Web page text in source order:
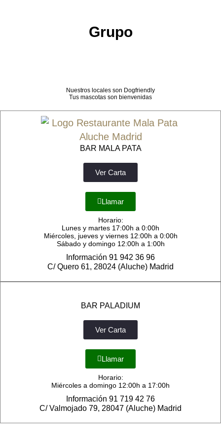
Grupo
Nuestros locales son Dogfriendly
Tus mascotas son bienvenidas
BAR MALA PATA
Ver Carta
Llamar
Horario:
Lunes y martes 17:00h a 0:00h
Miércoles, jueves y viernes 12:00h a 0:00h
Sábado y domingo 12:00h a 1:00h
Información 91 942 36 96
C/ Quero 61, 28024 (Aluche) Madrid
BAR PALADIUM
Ver Carta
Llamar
Horario:
Miércoles a domingo 12:00h a 17:00h
Información 91 719 42 76
C/ Valmojado 79, 28047 (Aluche) Madrid